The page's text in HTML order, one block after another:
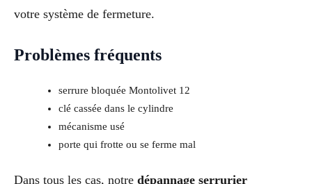
votre système de fermeture.
Problèmes fréquents
serrure bloquée Montolivet 12
clé cassée dans le cylindre
mécanisme usé
porte qui frotte ou se ferme mal
Dans tous les cas, notre dépannage serrurier